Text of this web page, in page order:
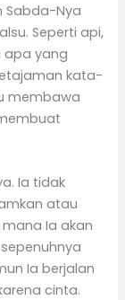
Sabda-Nya
Seperti api,
apa yang
kata-
membawa
Ia tidak
atau
Ia akan
Ia berjalan
cinta.